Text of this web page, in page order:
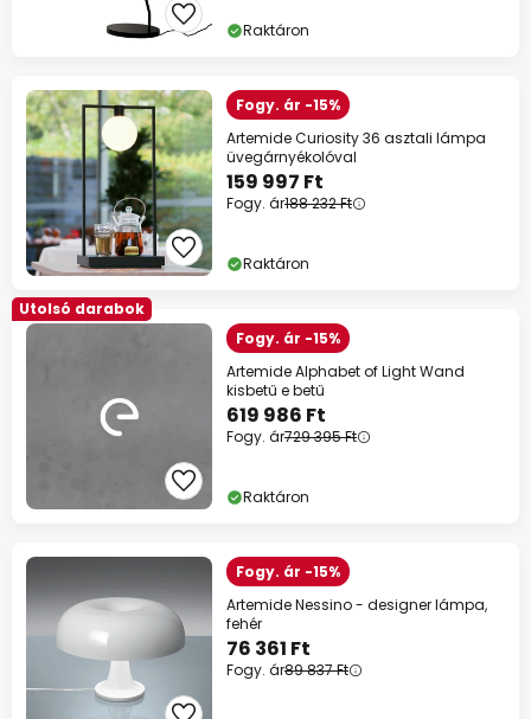
Raktáron
Fogy. ár -15%
Artemide Curiosity 36 asztali lámpa
üvegárnyékolóval
159 997 Ft
Fogy. ár188 232 Ft
Raktáron
Utolsó darabok
Fogy. ár -15%
Artemide Alphabet of Light Wand
kisbetű e betű
619 986 Ft
Fogy. ár729 395 Ft
Raktáron
Fogy. ár -15%
Artemide Nessino - designer lámpa,
fehér
76 361 Ft
Fogy. ár89 837 Ft